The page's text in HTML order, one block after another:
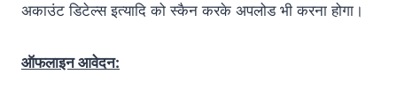
अकाउंट डिटेल्स इत्यादि को स्कैन करके अपलोड भी करना होगा।
ऑफलाइन आवेदन: